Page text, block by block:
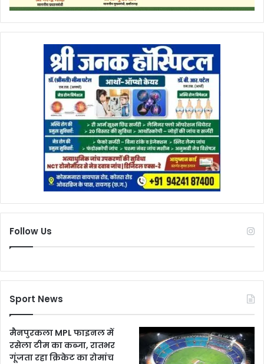
Follow Us
Sport News
मैनपुरकला MPL फाइनल में
रसेला टीम का कब्जा, रातभर
गूंजता रहा क्रिकेट का रोमांच